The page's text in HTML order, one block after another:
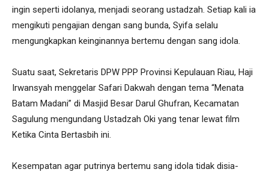
ingin seperti idolanya, menjadi seorang ustadzah. Setiap kali ia
mengikuti pengajian dengan sang bunda, Syifa selalu
mengungkapkan keinginannya bertemu dengan sang idola.
Suatu saat, Sekretaris DPW PPP Provinsi Kepulauan Riau, Haji
Irwansyah menggelar Safari Dakwah dengan tema “Menata
Batam Madani” di Masjid Besar Darul Ghufran, Kecamatan
Sagulung mengundang Ustadzah Oki yang tenar lewat film
Ketika Cinta Bertasbih ini.
Kesempatan agar putrinya bertemu sang idola tidak disia-